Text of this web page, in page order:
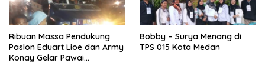
Ribuan Massa Pendukung
Paslon Eduart Lioe dan Army
Konay Gelar Pawai
Bobby – Surya Menang di
TPS 015 Kota Medan